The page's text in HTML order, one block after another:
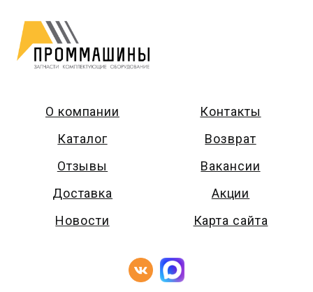
О компании
Каталог
Отзывы
Доставка
Новости
Контакты
Возврат
Вакансии
Акции
Карта сайта